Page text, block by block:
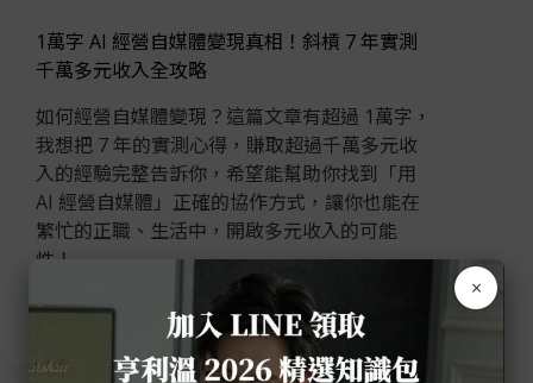
1萬字 AI 經營自媒體變現真相！斜槓 7 年實測
千萬多元收入全攻略
如何經營自媒體變現？這篇文章有超過 1萬字，
我想把 7 年的實測心得，賺取超過千萬多元收
入的經驗完整告訴你，希望能幫助你找到「用
AI 經營自媒體」正確的協作方式，讓你也能在
繁忙的正職、生活中，開啟多元收入的可能
性！
IG經營 個人品牌
長
部落格
×